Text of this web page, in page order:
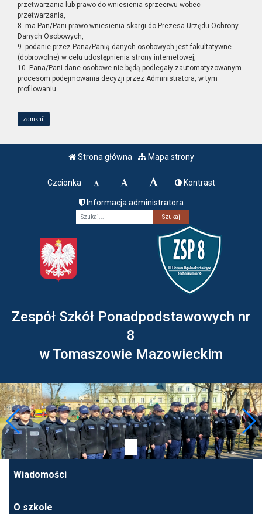
przetwarzania lub prawo do wniesienia sprzeciwu wobec
przetwarzania,
8. ma Pan/Pani prawo wniesienia skargi do Prezesa Urzędu Ochrony
Danych Osobowych,
9. podanie przez Pana/Panią danych osobowych jest fakultatywne
(dobrowolne) w celu udostępnienia strony internetowej,
10. Pana/Pani dane osobowe nie będą podlegały zautomatyzowanym
procesom podejmowania decyzji przez Administratora, w tym
profilowaniu.
zamknij
Strona główna Mapa strony
Czcionka Kontrast
Informacja administratora
Fraza
Zespół Szkół Ponadpodstawowych nr
8
w Tomaszowie Mazowieckim
Wiadomości
O szkole